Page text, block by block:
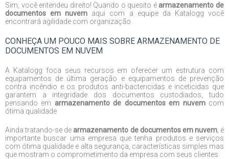
Sim, você entendeu direito! Quando o quesito éarmazenamento de
documentos em nuvem aqui com a equipe da Katalogg você
encontrará agilidade com organização.
CONHEÇA UM POUCO MAIS SOBRE ARMAZENAMENTO DE
DOCUMENTOS EM NUVEM
A Katalogg foca seus recursos em oferecer um estrutura com
equipamentos de última geração e equipamentos de prevenção
contra incêndio e os produtos anti-bactericidas e inceticidas que
garantem a integridade dos documentos custodiados, tudo
pensando em armazenamento de documentos em nuvemcom
ótima qualidade
Ainda tratando-se dearmazenamento de documentos em nuvem, é
importante buscar uma empresa que tenha produtos e serviços
com ótima qualidade e alta segurança, características simples mas
que mostram o comprometimento da empresa com seus clientes.